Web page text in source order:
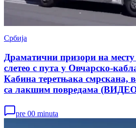
Србија
Драматични призори на месту
слетео с пута у Овчарско-
Кабина теретњака смрскана,
са лакшим повредама
pre 00 minuta